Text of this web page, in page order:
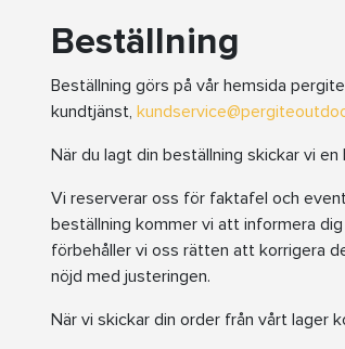
Beställning
Beställning görs på vår hemsida
kundtjänst,
När du lagt din beställning skickar vi
Vi reserverar oss för faktafel och
beställning kommer vi att informera
förbehåller vi oss rätten att korrigera
nöjd med justeringen.
När vi skickar din order från vårt lager